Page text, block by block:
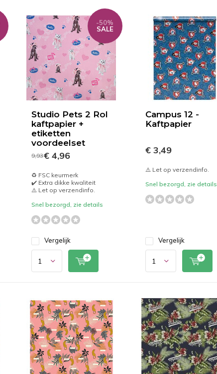
Studio Pets 2 Rol
kaftpapier +
etiketten
voordeelset
-50%
SALE
9,93€ 4,96
♻️ FSC keurmerk
✔️ Extra dikke kwaliteit
⚠️ Let op verzendinfo.
Snel bezorgd, zie details
Vergelijk
Campus 12 -
Kaftpapier
€ 3,49
⚠️ Let op verzendinfo.
Snel bezorgd, zie details
Vergelijk